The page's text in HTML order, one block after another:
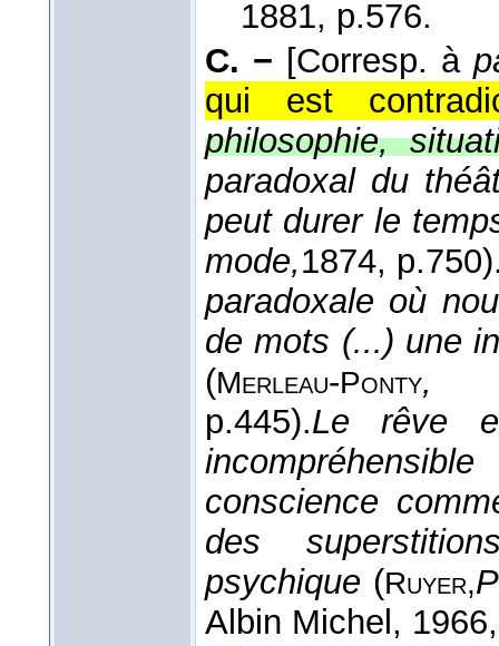
1881, p.576.
C. − [Corresp. à
qui est
philosophie,
paradoxal du
peut durer le
mode,1874,
paradoxale où
de mots (...) une
(Merleau-Ponty,
p.445).Le rêve
conscience
des
psychique (Ruyer,
Albin Michel , 1966